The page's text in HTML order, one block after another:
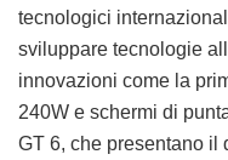
tecnologici
sviluppare tecnologie
innovazioni come la
240W e schermi di
GT 6, che presentano il